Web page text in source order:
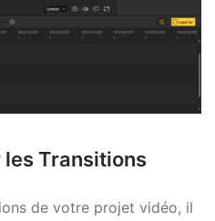
Transitions
de votre projet vidéo, il